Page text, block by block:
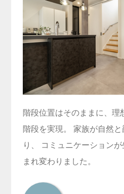
階段位置はそのままに、理
階段を実現。 家族が自然
り、 コミュニケーション
まれ変わりました。